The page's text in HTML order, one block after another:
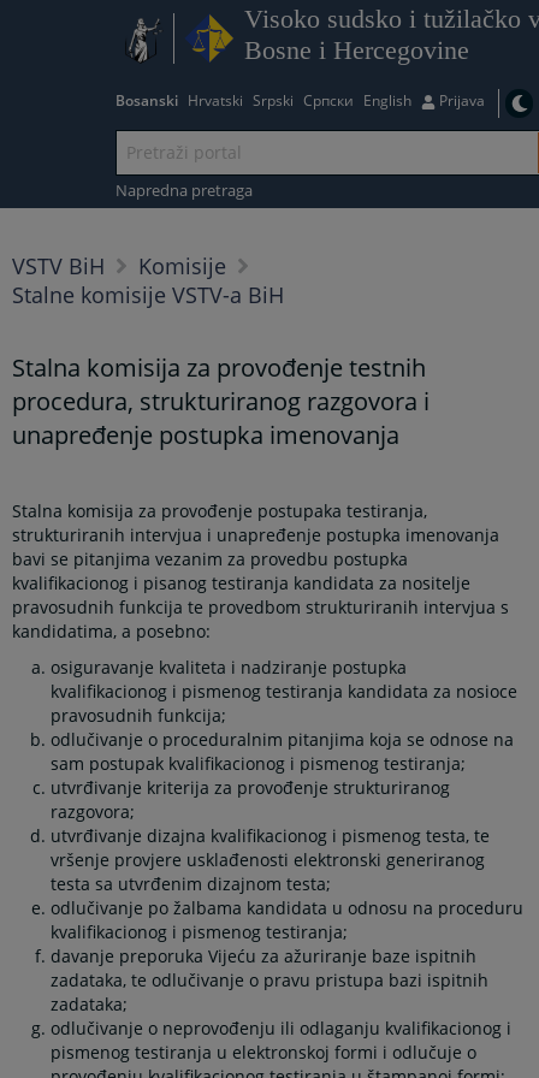
Visoko sudsko i tužilačko
Bosne i Hercegovine
Bosanski Hrvatski Srpski Српски English Prijava
Napredna pretraga
VSTV BiH
Komisije
Stalne komisije VSTV-a BiH
Stalna komisija za provođenje testnih
procedura, strukturiranog razgovora i
unapređenje postupka imenovanja
Stalna komisija za provođenje postupaka testiranja,
strukturiranih intervjua i unapređenje postupka imenovanja
bavi se pitanjima vezanim za provedbu postupka
kvalifikacionog i pisanog testiranja kandidata za nositelje
pravosudnih funkcija te provedbom strukturiranih intervjua s
kandidatima, a posebno:
osiguravanje kvaliteta i nadziranje postupka
kvalifikacionog i pismenog testiranja kandidata za nosioce
pravosudnih funkcija;
odlučivanje o proceduralnim pitanjima koja se odnose na
sam postupak kvalifikacionog i pismenog testiranja;
utvrđivanje kriterija za provođenje strukturiranog
razgovora;
utvrđivanje dizajna kvalifikacionog i pismenog testa, te
vršenje provjere usklađenosti elektronski generiranog
testa sa utvrđenim dizajnom testa;
odlučivanje po žalbama kandidata u odnosu na proceduru
kvalifikacionog i pismenog testiranja;
davanje preporuka Vijeću za ažuriranje baze ispitnih
zadataka, te odlučivanje o pravu pristupa bazi ispitnih
zadataka;
odlučivanje o neprovođenju ili odlaganju kvalifikacionog i
pismenog testiranja u elektronskoj formi i odlučuje o